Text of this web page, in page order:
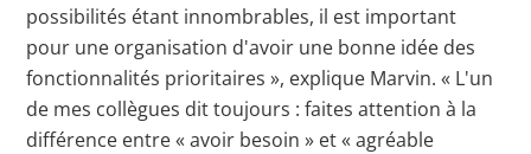
possibilités étant innombrables, il est important
pour une organisation d'avoir une bonne idée des
fonctionnalités prioritaires », explique Marvin. « L'un
de mes collègues dit toujours : faites attention à la
différence entre « avoir besoin » et « agréable